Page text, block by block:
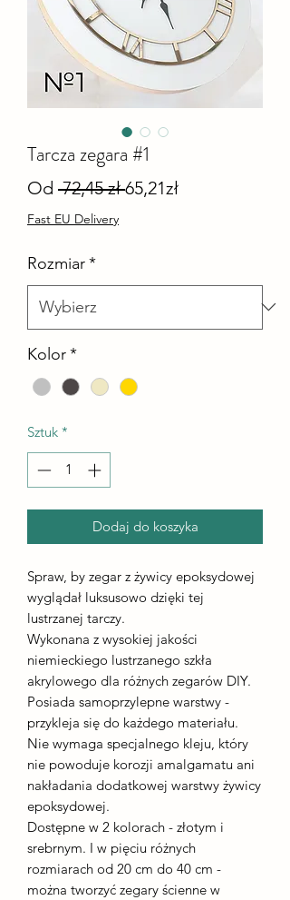
Tarcza zegara #1
Od 72,45 zł Regularna
65,21złCena
Fast EU Delivery
Rozmiar*
Kolor*
Sztuk *
Dodaj do koszyka
Spraw, by zegar z żywicy epoksydowej
wyglądał luksusowo dzięki tej
lustrzanej tarczy.
Wykonana z wysokiej jakości
niemieckiego lustrzanego szkła
akrylowego dla różnych zegarów DIY.
Posiada samoprzylepne warstwy -
przykleja się do każdego materiału.
Nie wymaga specjalnego kleju, który
nie powoduje korozji amalgamatu ani
nakładania dodatkowej warstwy żywicy
epoksydowej.
Dostępne w 2 kolorach - złotym i
srebrnym. I w pięciu różnych
rozmiarach od 20 cm do 40 cm -
można tworzyć zegary ścienne w